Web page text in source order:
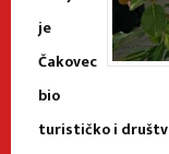
je
Čakovec
bio
turističko i